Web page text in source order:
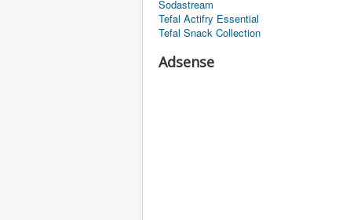
Sodastream
Tefal Actifry Essential
Tefal Snack Collection
Adsense